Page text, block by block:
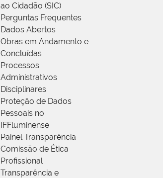
ao Cidadão (SIC)
Perguntas Frequentes
Dados Abertos
Obras em Andamento e
Concluídas
Processos
Administrativos
Disciplinares
Proteção de Dados
Pessoais no
IFFluminense
Painel Transparência
Comissão de Ética
Profissional
Transparência e